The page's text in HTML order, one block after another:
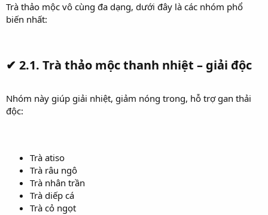
Trà thảo mộc vô cùng đa dạng, dưới đây là các nhóm phổ
biến nhất:
✔ 2.1. Trà thảo mộc thanh nhiệt – giải độc
Nhóm này giúp giải nhiệt, giảm nóng trong, hỗ trợ gan thải
độc:
Trà atiso
Trà râu ngô
Trà nhân trần
Trà diếp cá
Trà cỏ ngọt